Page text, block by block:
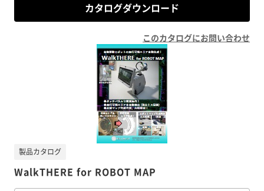
カタログダウンロード
このカタログにお問い合わせ
WalkTHERE for ROBOT MAP
製品カタログ